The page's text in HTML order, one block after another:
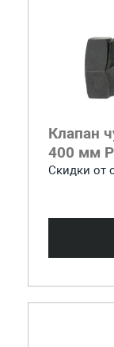
Клапан
400 мм
Скидки от